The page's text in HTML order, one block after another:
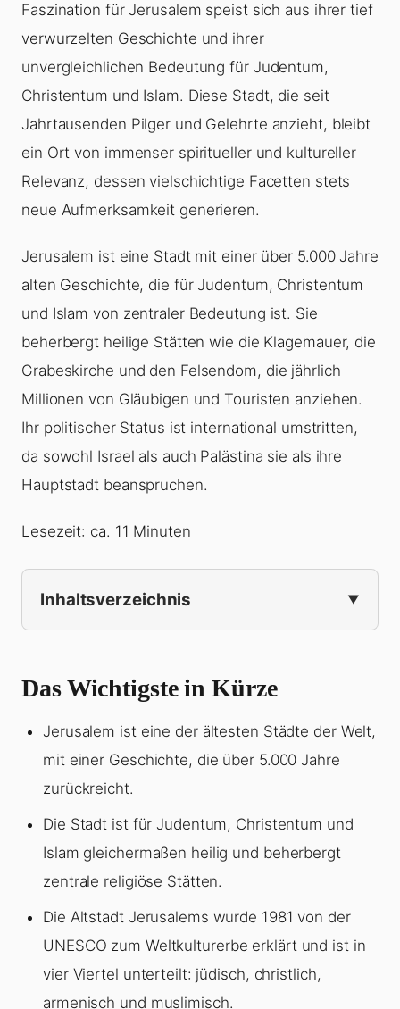
Faszination für Jerusalem speist sich aus ihrer tief
verwurzelten Geschichte und ihrer
unvergleichlichen Bedeutung für Judentum,
Christentum und Islam. Diese Stadt, die seit
Jahrtausenden Pilger und Gelehrte anzieht, bleibt
ein Ort von immenser spiritueller und kultureller
Relevanz, dessen vielschichtige Facetten stets
neue Aufmerksamkeit generieren.
Jerusalem ist eine Stadt mit einer über 5.000 Jahre
alten Geschichte, die für Judentum, Christentum
und Islam von zentraler Bedeutung ist. Sie
beherbergt heilige Stätten wie die Klagemauer, die
Grabeskirche und den Felsendom, die jährlich
Millionen von Gläubigen und Touristen anziehen.
Ihr politischer Status ist international umstritten,
da sowohl Israel als auch Palästina sie als ihre
Hauptstadt beanspruchen.
Lesezeit: ca. 11 Minuten
Inhaltsverzeichnis
Das Wichtigste in Kürze
Jerusalem ist eine der ältesten Städte der Welt,
mit einer Geschichte, die über 5.000 Jahre
zurückreicht.
Die Stadt ist für Judentum, Christentum und
Islam gleichermaßen heilig und beherbergt
zentrale religiöse Stätten.
Die Altstadt Jerusalems wurde 1981 von der
UNESCO zum Weltkulturerbe erklärt und ist in
vier Viertel unterteilt: jüdisch, christlich,
armenisch und muslimisch.